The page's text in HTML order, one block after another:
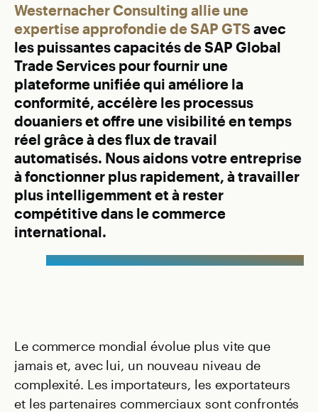
Westernacher Consulting allie une
expertise approfondie de SAP GTS avec
les puissantes capacités de SAP Global
Trade Services pour fournir une
plateforme unifiée qui améliore la
conformité, accélère les processus
douaniers et offre une visibilité en temps
réel grâce à des flux de travail
automatisés. Nous aidons votre entreprise
à fonctionner plus rapidement, à travailler
plus intelligemment et à rester
compétitive dans le commerce
international.
Le commerce mondial évolue plus vite que
jamais et, avec lui, un nouveau niveau de
complexité. Les importateurs, les exportateurs
et les partenaires commerciaux sont confrontés